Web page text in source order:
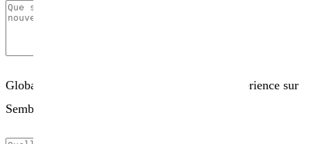
Globalement, comment évaluez-vous votre expérience sur
Sembio.fr ?